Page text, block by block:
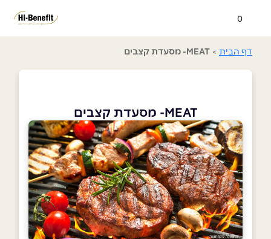
0
דף הבית > MEAT- מסעדת קצבים
MEAT- מסעדת קצבים